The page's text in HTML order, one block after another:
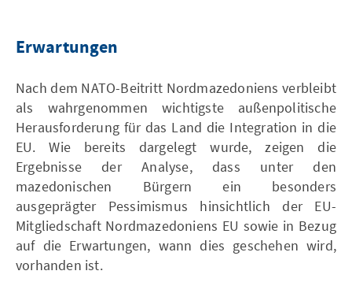
Erwartungen
Nach dem NATO-Beitritt Nordmazedoniens verbleibt
als wahrgenommen wichtigste außenpolitische
Herausforderung für das Land die Integration in die
EU. Wie bereits dargelegt wurde, zeigen die
Ergebnisse der Analyse, dass unter den
mazedonischen Bürgern ein besonders
ausgeprägter Pessimismus hinsichtlich der EU-
Mitgliedschaft Nordmazedoniens EU sowie in Bezug
auf die Erwartungen, wann dies geschehen wird,
vorhanden ist.